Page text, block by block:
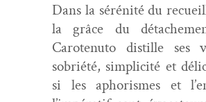
Dans la sérénité du
la grâce du
Carotenu­to dis­tille ses
sobriété, sim­plic­ité et
si les apho­rismes et